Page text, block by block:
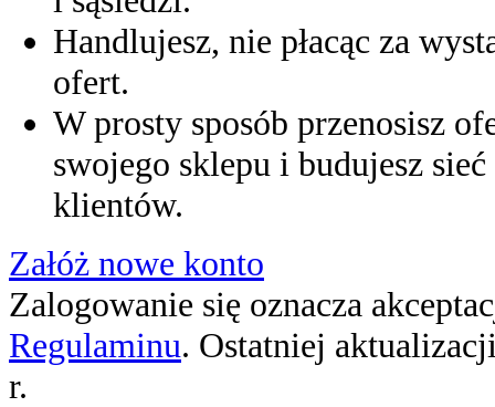
Handlujesz, nie płacąc za
ofert.
W prosty sposób przenosisz
swojego sklepu i budujesz sieć
klientów.
Załóż nowe konto
Zalogowanie się oznacza
Regulaminu. Ostatniej
r.